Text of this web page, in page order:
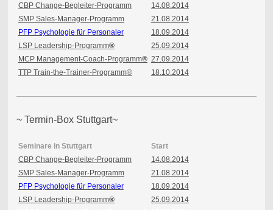
CBP Change-Begleiter-Programm
14.08.2014
SMP Sales-Manager-Programm
21.08.2014
PFP Psychologie für Personaler
18.09.2014
LSP Leadership-Programm®
25.09.2014
MCP Management-Coach-Programm® 27.09.2014
TTP Train-the-Trainer-Programm® 18.10.2014
~ Termin-Box Stuttgart~
Seminare in Stuttgart
Start
CBP Change-Begleiter-Programm
14.08.2014
SMP Sales-Manager-Programm
21.08.2014
PFP Psychologie für Personaler
18.09.2014
LSP Leadership-Programm®
25.09.2014